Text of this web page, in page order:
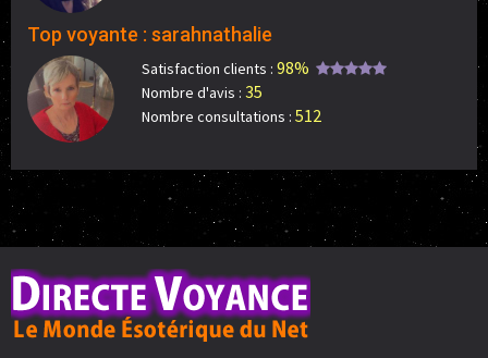
Top voyante : sarahnathalie
Satisfaction clients : 98%
Nombre d'avis : 35
Nombre consultations : 512